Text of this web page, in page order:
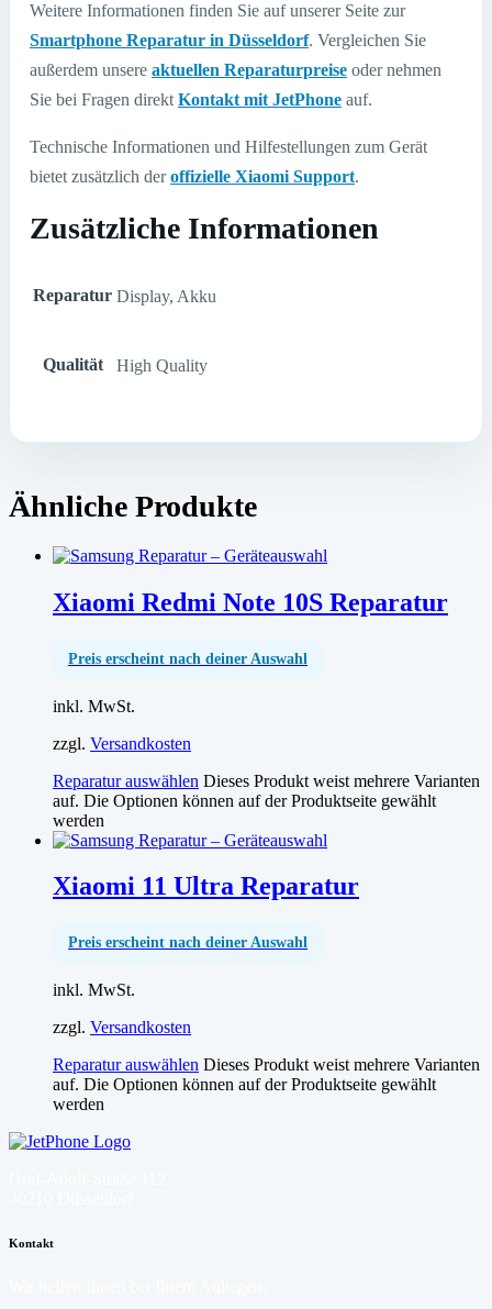
Weitere Informationen finden Sie auf unserer Seite zur
Smartphone Reparatur in Düsseldorf. Vergleichen Sie
außerdem unsere aktuellen Reparaturpreise oder nehmen
Sie bei Fragen direkt Kontakt mit JetPhone auf.
Technische Informationen und Hilfestellungen zum Gerät
bietet zusätzlich deroffizielle Xiaomi Support.
Zusätzliche Informationen
Reparatur Display, Akku
Qualität High Quality
Ähnliche Produkte
Xiaomi Redmi Note 10S Reparatur
Preis erscheint nach deiner Auswahl
inkl. MwSt.
zzgl. Versandkosten
Reparatur auswählen Dieses Produkt weist mehrere Varianten
auf. Die Optionen können auf der Produktseite gewählt
werden
Xiaomi 11 Ultra Reparatur
Preis erscheint nach deiner Auswahl
inkl. MwSt.
zzgl. Versandkosten
Reparatur auswählen Dieses Produkt weist mehrere Varianten
auf. Die Optionen können auf der Produktseite gewählt
werden
Kontakt